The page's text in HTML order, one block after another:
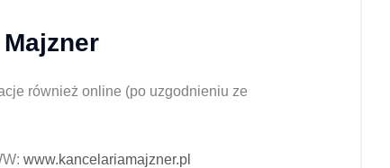
również online (po uzgodnieniu ze
www.kancelariamajzner.pl